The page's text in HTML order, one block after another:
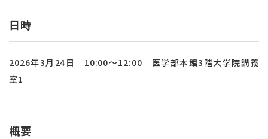
日時
2026年3月24日 10:00～12:00 医学部本館3階大学院講義
室1
概要